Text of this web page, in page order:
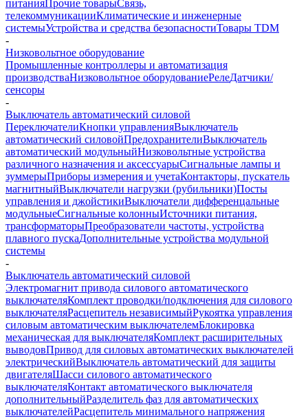
питанияПрочие товарыСвязь,
телекоммуникацииКлиматические и инженерные
системыУстройства и средства безопасностиТовары TDM
-
Низковольтное оборудование
Промышленные контроллеры и автоматизация
производстваНизковольтное оборудованиеРелеДатчики/
сенсоры
-
Выключатель автоматический силовой
ПереключателиКнопки управленияВыключатель
автоматический силовойПредохранителиВыключатель
автоматический модульныйНизковольтные устройства
различного назначения и аксессуарыСигнальные лампы и
зуммерыПриборы измерения и учетаКонтакторы, пускатель
магнитныйВыключатели нагрузки (рубильники)Посты
управления и джойстикиВыключатели дифференцальные
модульныеСигнальные колонныИсточники питания,
трансформаторыПреобразователи частоты, устройства
плавного пускаДополнительные устройства модульной
системы
-
Выключатель автоматический силовой
Электромагнит привода силового автоматического
выключателяКомплект проводки/подключения для силового
выключателяРасцепитель независимыйРукоятка управления
силовым автоматическим выключателемБлокировка
механическая для выключателяКомплект расширительных
выводовПривод для силовых автоматических выключателей
электрическийВыключатель автоматический для защиты
двигателяШасси силового автоматического
выключателяКонтакт автоматического выключателя
дополнительныйРазделитель фаз для автоматических
выключателейРасцепитель минимального напряжения